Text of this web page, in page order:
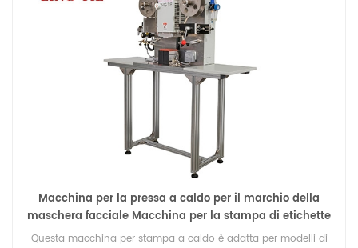
Macchina per la pressa a caldo per il marchio della
maschera facciale Macchina per la stampa di etichette
roll to roll per il logo della maschera
Questa macchina per stampa a caldo è adatta per modelli di